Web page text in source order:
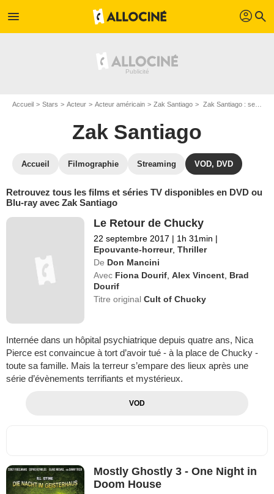
menu profil search
Accueil Stars Acteur Acteur américain Zak Santiago Zak Santiago : ses Blu-Ray, DVD, VOD, SVOD
Zak Santiago
Accueil Filmographie Streaming VOD, DVD
Retrouvez tous les films et séries TV disponibles en DVD ou
Blu-ray avec Zak Santiago
Le Retour de Chucky
22 septembre 2017 | 1h 31min |
Epouvante-horreur,Thriller
De Don Mancini
Avec Fiona Dourif ,Alex Vincent Brad
Dourif
Titre originalCult of Chucky
Internée dans un hôpital psychiatrique depuis quatre ans, Nica
Pierce est convaincue à tort d’avoir tué - à la place de Chucky -
toute sa famille. Mais la terreur s’empare des lieux après une
série d’évènements terrifiants et mystérieux.
VOD
Mostly Ghostly 3 - One Night in
Doom House